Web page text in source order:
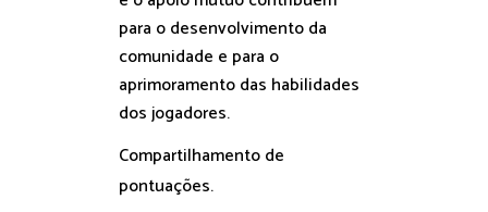
para o desenvolvimento da
comunidade e para o
aprimoramento das habilidades
dos jogadores.
Compartilhamento de
pontuações.